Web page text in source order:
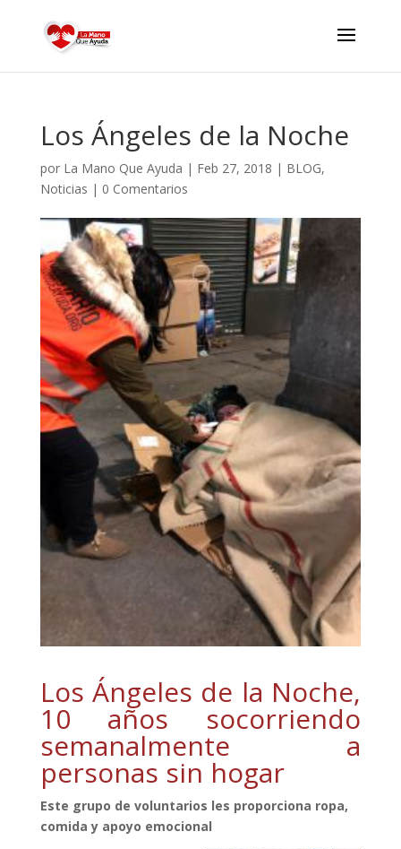
Los Ángeles de la Noche
por La Mano Que Ayuda | Feb 27, 2018 | BLOG,
Noticias | 0 Comentarios
Los Ángeles de la Noche,
10 años socorriendo
semanalmente a
personas sin hogar
Este grupo de voluntarios les proporciona ropa,
comida y apoyo emocional